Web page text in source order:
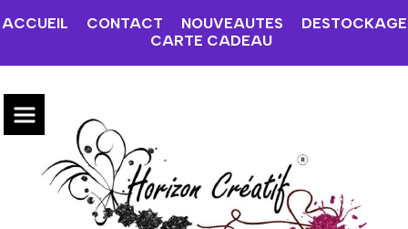
ACCUEIL CONTACT NOUVEAUTES
DESTOCKAGE
CARTE CADEAU